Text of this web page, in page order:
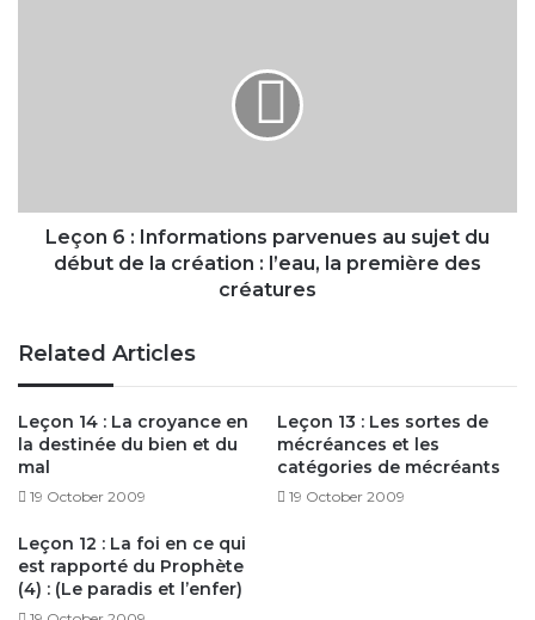
début
la
première
des
créatures
Leçon 6 : Informations parvenues au sujet du
début de la création : l’eau, la première des
créatures
Related Articles
Leçon 14 : La croyance en
la destinée du bien et du
mal
19 October 2009
Leçon 13 : Les sortes de
mécréances et les
catégories de mécréants
19 October 2009
Leçon 12 : La foi en ce qui
est rapporté du Prophète
(4) : (Le paradis et l’enfer)